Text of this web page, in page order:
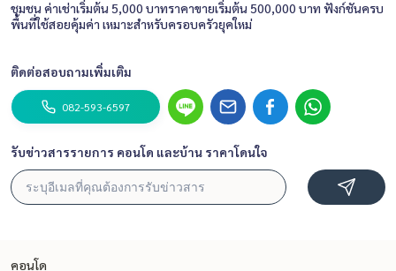
ชุมชน ค่าเช่าเริ่มต้น 5,000 บาทราคาขายเริ่มต้น 500,000 บาท ฟังก์ชันครบ
พื้นที่ใช้สอยคุ้มค่า เหมาะสำหรับครอบครัวยุคใหม่
ติดต่อสอบถามเพิ่มเติม
082-593-6597
รับข่าวสารรายการ คอนโด และบ้าน ราคาโดนใจ
คอนโด